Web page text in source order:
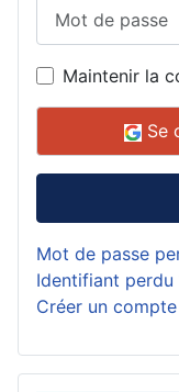
Maintenir la
Se
Mot de passe
Identifiant perdu
Créer un compte